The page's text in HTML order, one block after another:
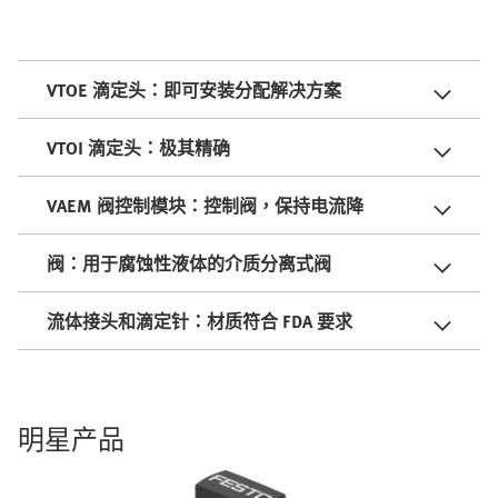
VTOE 滴定头：即可安装分配解决方案
VTOI 滴定头：极其精确
VAEM 阀控制模块：控制阀，保持电流降
阀：用于腐蚀性液体的介质分离式阀
流体接头和滴定针：材质符合 FDA 要求
明星产品